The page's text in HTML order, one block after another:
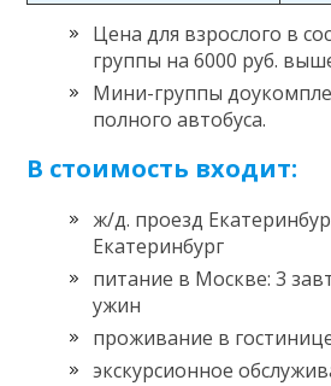
Цена для взрослого в
группы на 6000 руб.
Мини-группы
полного автобуса.
В стоимость входит:
ж/д. проезд
Екатеринбург
питание в Москве: 3
ужин
проживание в
экскурсионное